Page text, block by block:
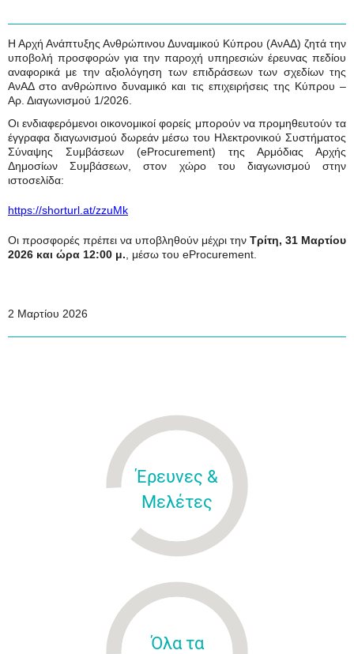
Η Αρχή Ανάπτυξης Ανθρώπινου Δυναμικού Κύπρου (ΑνΑΔ) ζητά την
υποβολή προσφορών για την παροχή υπηρεσιών έρευνας πεδίου
αναφορικά με την αξιολόγηση των επιδράσεων των σχεδίων της
ΑνΑΔ στο ανθρώπινο δυναμικό και τις επιχειρήσεις της Κύπρου –
Αρ. Διαγωνισμού 1/2026.
Οι ενδιαφερόμενοι οικονομικοί φορείς μπορούν να προμηθευτούν τα
έγγραφα διαγωνισμού δωρεάν μέσω του Ηλεκτρονικού Συστήματος
Σύναψης Συμβάσεων (eProcurement) της Αρμόδιας Αρχής
Δημοσίων Συμβάσεων, στον χώρο του διαγωνισμού στην
ιστοσελίδα:
https://shorturl at/zzuMk
Οι προσφορές πρέπει να υποβληθούν μέχρι την Τρίτη, 31 Μαρτίου
2026 και ώρα 12:00 μ. , μέσω του eProcurement.
2 Μαρτίου 2026
Έρευνες &
Μελέτες
Όλα τα